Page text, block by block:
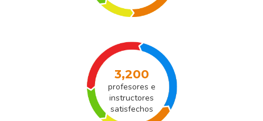
3,200
profesores e
instructores
satisfechos